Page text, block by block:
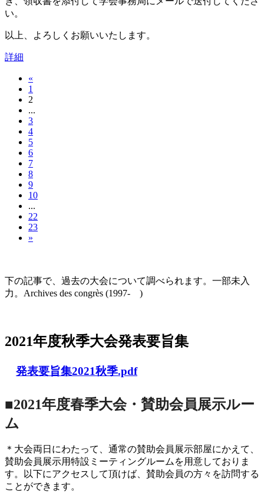
い。
以上、よろしくお願いいたします。
詳細
«
1
2
...
3
4
5
6
7
8
9
10
...
22
23
»
下の記事で、過去の大会について調べられます。一部未入
力。Archives des congrès (1997- )
2021年度秋季大会発表要旨集
発表要旨集2021秋季.pdf
■2021年度春季大会・賛助会員展示ルー
ム
＊大会両日にわたって、通常の賛助会員展示部屋にかえて、
賛助会員展示用特設ミーティングルームを用意しておりま
す。以下にアクセスして頂けば、賛助会員の方々を訪問する
ことができます。